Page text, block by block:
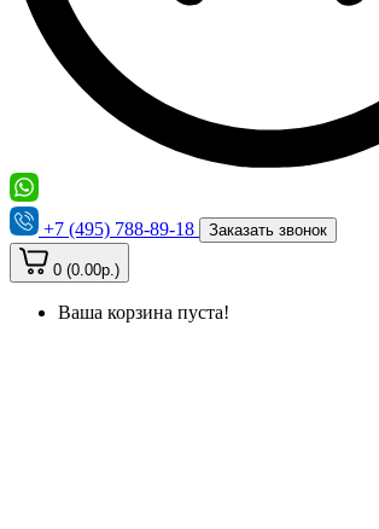
+7 (495) 788-89-18 Заказать звонок
0 (0.00р.)
Ваша корзина пуста!